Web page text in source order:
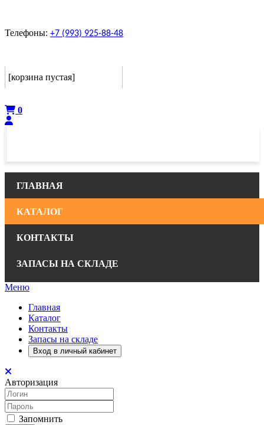
Телефоны: +7 (993) 925-88-48
[корзина пустая]
0
ГЛАВНАЯ
КАТАЛОГ
КОНТАКТЫ
ЗАПАСЫ НА СКЛАДЕ
Меню
Главная
Каталог
Контакты
Запасы на складе
Вход в личный кабинет
Авторизация
Запомнить